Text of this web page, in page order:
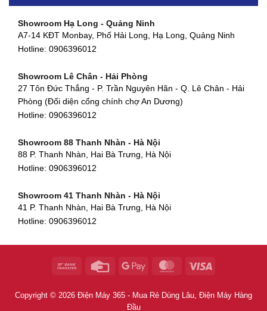
580 Phan Văn Trị, Phường 7, Quận 5, TP HCM
Hotline:0906396012
90 Đ. Cộng Hòa, Phường 4, Tân Bình, TP HCM
Hotline:0906396012
Hotline:0906396012
Showroom Cẩm Lệ - Đà Nẵng
Hotline:0906396012
Showroom Huế
54 Hùng Vương, Phú Hội, Thành phố Huế, Thừa Thiên Huế
Showroom Hà Tĩnh
82 Quang Trung, Thạch Quý, Hà Tĩnh
Showroom Quy Nhơn - Bình Định
956 Trần Hưng Đạo, P, Thành phố Quy Nhơn, Bình Định
Showroom Hạ Long - Quảng Ninh
A7-14 KĐT Monbay, Phố Hải Long, Hạ Long, Quảng Ninh
Hotline: 0906396012
Showroom Lê Chân - Hải Phòng
27 Tôn Đức Thắng - P. Trần Nguyên Hãn - Q. Lê Chân - Hải
Phòng (Đối diện cổng chính chợ An Dương)
Hotline: 0906396012
Showroom 88 Thanh Nhàn - Hà Nội
88 P. Thanh Nhàn, Hai Bà Trưng, Hà Nội
Hotline: 0906396012
Showroom 41 Thanh Nhàn - Hà Nội
41 P. Thanh Nhàn, Hai Bà Trưng, Hà Nội
Hotline: 0906396012
268 P. Tây Sơn, Trung Liệt, Đống Đa, Hà Nội
Showroom Khâm Thiên - Hà Nội
Copyright © 2026 Điện Máy 365 - Mua Rẻ Dùng Lâu, Điện Máy Hàng
Đầu